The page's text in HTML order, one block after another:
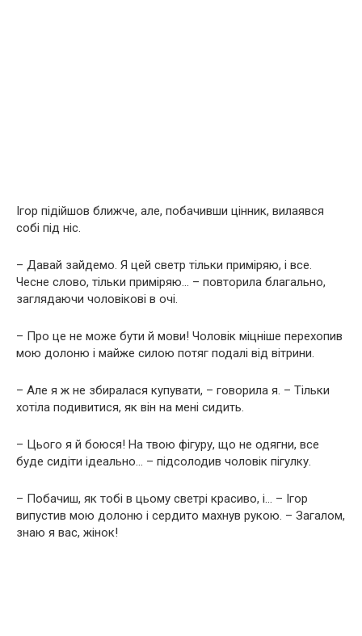
Ігор підійшов ближче, але, побачивши цінник, вилаявся
собі під ніс.
– Давай зайдемо. Я цей светр тільки приміряю, і все.
Чесне слово, тільки приміряю… – повторила благально,
заглядаючи чоловікові в очі.
– Про це не може бути й мови! Чоловік міцніше перехопив
мою долоню і майже силою потяг подалі від вітрини.
– Але я ж не збиралася купувати, – говорила я. – Тільки
хотіла подивитися, як він на мені сидить.
– Цього я й боюся! На твою фігуру, що не одягни, все
буде сидіти ідеально… – підсолодив чоловік пігулку.
– Побачиш, як тобі в цьому светрі красиво, і… – Ігор
випустив мою долоню і сердито махнув рукою. – Загалом,
знаю я вас, жінок!